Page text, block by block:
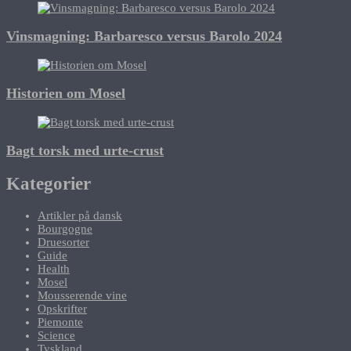
Vinsmagning: Barbaresco versus Barolo 2024
Historien om Mosel
Bagt torsk med urte-crust
Kategorier
Artikler på dansk
Bourgogne
Druesorter
Guide
Health
Mosel
Mousserende vine
Opskrifter
Piemonte
Science
Tyskland